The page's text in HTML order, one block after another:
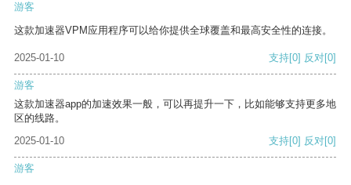
游客
这款加速器VPM应用程序可以给你提供全球覆盖和最高安全性的连接。
2025-01-10 支持[0] 反对[0]
游客
这款加速器app的加速效果一般，可以再提升一下，比如能够支持更多地
区的线路。
2025-01-10
支持[0] 反对[0]
游客